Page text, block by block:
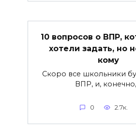
10 вопросов о ВПР,
хотели задать, но
кому
Скоро все школьники
ВПР, и,
0 2.7к.